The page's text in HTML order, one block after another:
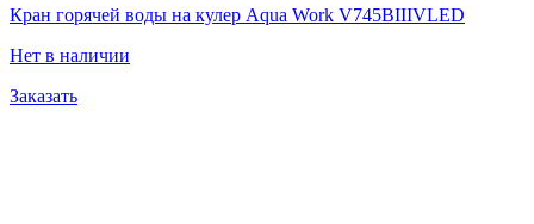
Кран горячей воды на кулер Aqua Work V745BIIIVLED
Нет в наличии
Заказать